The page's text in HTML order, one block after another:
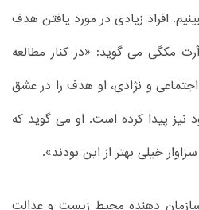
افراد زیادی در مورد یافتن هدف
مکگی می گوید: «در کنار مطالعه
و نژادی، او هدف را در عشق
نیز پیدا کرده است. او می گوید که
خیلی بهتر از این بودند».
دهنده محیط زیست و عدالت